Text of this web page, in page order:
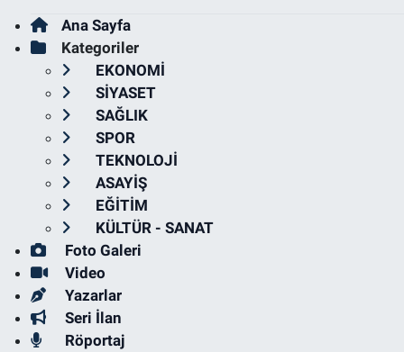
Ana Sayfa
Kategoriler
EKONOMİ
SİYASET
SAĞLIK
SPOR
TEKNOLOJİ
ASAYİŞ
EĞİTİM
KÜLTÜR - SANAT
Foto Galeri
Video
Yazarlar
Seri İlan
Röportaj